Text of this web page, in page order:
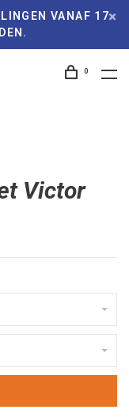
VANAF 17
0
Victor